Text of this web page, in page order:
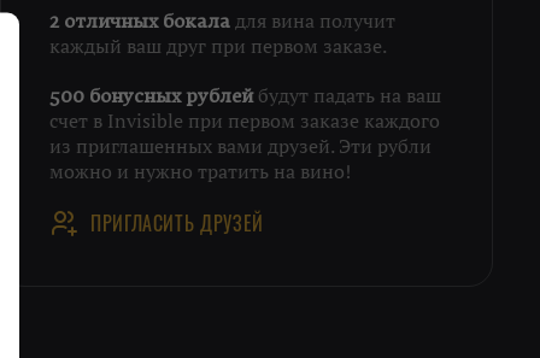
2 отличных бокала для вина получит
каждый ваш друг при первом заказе.
500 бонусных рублейбудут падать на ваш
счет в Invisible при первом заказе каждого
из приглашенных вами друзей. Эти рубли
можно и нужно тратить на вино!
ПРИГЛАСИТЬ ДРУЗЕЙ